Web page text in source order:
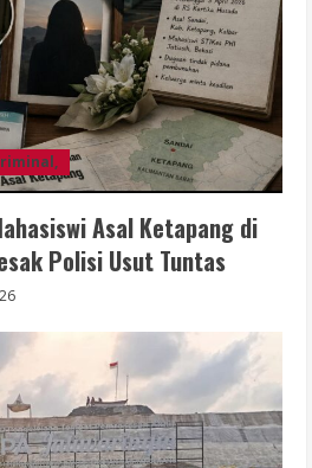
Asal Ketapang di
Polisi Usut Tuntas